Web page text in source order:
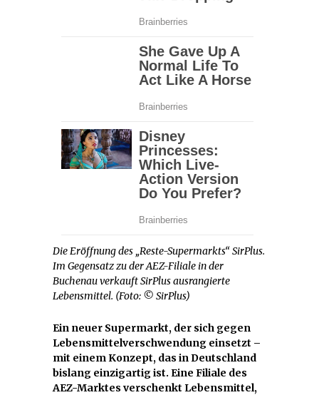
Die Eröffnung des „Reste-Supermarkts“ SirPlus.
Im Gegensatz zu der AEZ-Filiale in der
Buchenau verkauft SirPlus ausrangierte
Lebensmittel. (Foto: © SirPlus)
Ein neuer Supermarkt, der sich gegen
Lebensmittelverschwendung einsetzt –
mit einem Konzept, das in Deutschland
bislang einzigartig ist. Eine Filiale des
AEZ-Marktes verschenkt Lebensmittel,